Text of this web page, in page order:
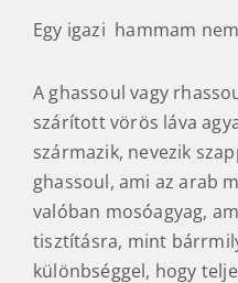
Egy igazi hammam
A ghassoul vagy
szárított vörös láva
származik, nevezik
ghassoul, ami az arab
valóban mosóagyag,
tisztításra, mint
különbséggel, hogy